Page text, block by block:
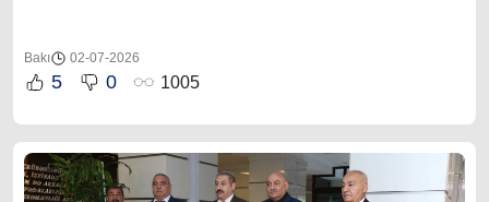
Bakı 02-07-2026
5 0 1005